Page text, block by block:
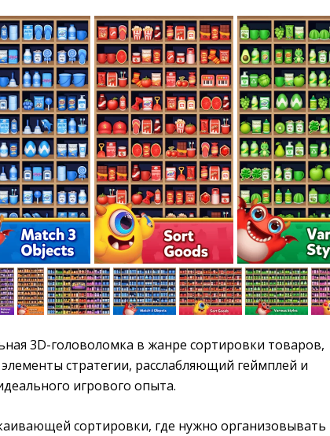
3D-головоломка в жанре сортировки товаров,
элементы стратегии, расслабляющий геймплей и
игрового опыта.
сортировки, где нужно организовывать